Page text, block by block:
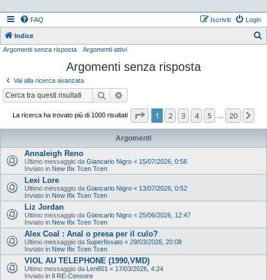
FAQ Login
Iscriviti
Indice
Argomenti senza risposta Argomenti attivi
Argomenti senza risposta
Vai alla ricerca avanzata
Cerca
La ricerca ha trovato più di 1000 risultati Pagina di 20
1 2 3 4 5 20
Argomenti
Annaleigh Reno
Ultimo messaggio da Giancarlo Nigro « 15/07/2026, 0:56
Inviato in New Ifix Tcen Tcen
Lexi Lore
Ultimo messaggio da Giancarlo Nigro « 13/07/2026, 0:52
Inviato in New Ifix Tcen Tcen
Liz Jordan
Ultimo messaggio da Giancarlo Nigro « 25/06/2026, 12:47
Inviato in New Ifix Tcen Tcen
Alex Coal : Anal o presa per il culo?
Ultimo messaggio da Superfissato « 29/03/2026, 20:08
Inviato in New Ifix Tcen Tcen
VIOL AU TELEPHONE (1990,VMD)
Ultimo messaggio da Len801 « 17/03/2026, 4:24
Inviato in Il RE-Censore